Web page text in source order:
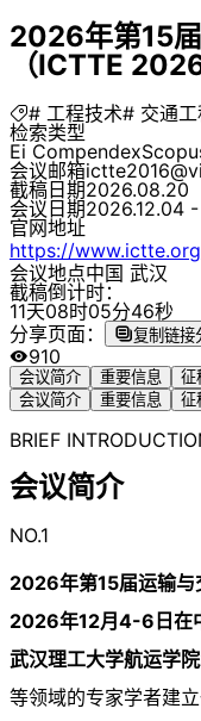
2026年第15
（ICTTE 2026
# 工程技术# 交通工
检索类型
Ei Compendex
会议邮箱
截稿日期2026.08.20
会议日期2026.12.04
官网地址
https://
会议地点中国 武汉
截稿倒计时：
11天08时05分46秒
分享页面：
复制链接
910
会议简介 重要信息 征
会议简介
重要信息 征
BRIEF
会议简介
NO.1
2026年第15届运输
2026年12月4-6日在
武汉理工大学航运学
等领域的专家学者建